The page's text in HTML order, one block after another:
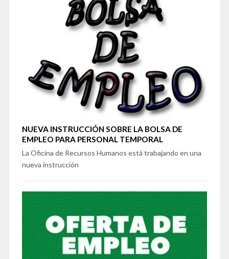
NUEVA INSTRUCCIÓN SOBRE LA BOLSA DE
EMPLEO PARA PERSONAL TEMPORAL
La Oficina de Recursos Humanos está trabajando en una
nueva instrucción